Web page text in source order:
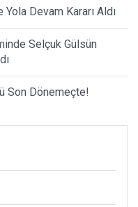
Devam Kararı Aldı
Selçuk Gülsün
Son Dönemeçte!